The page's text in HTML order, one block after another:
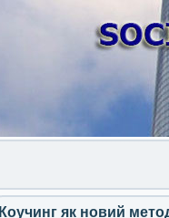
Коучинг як новий